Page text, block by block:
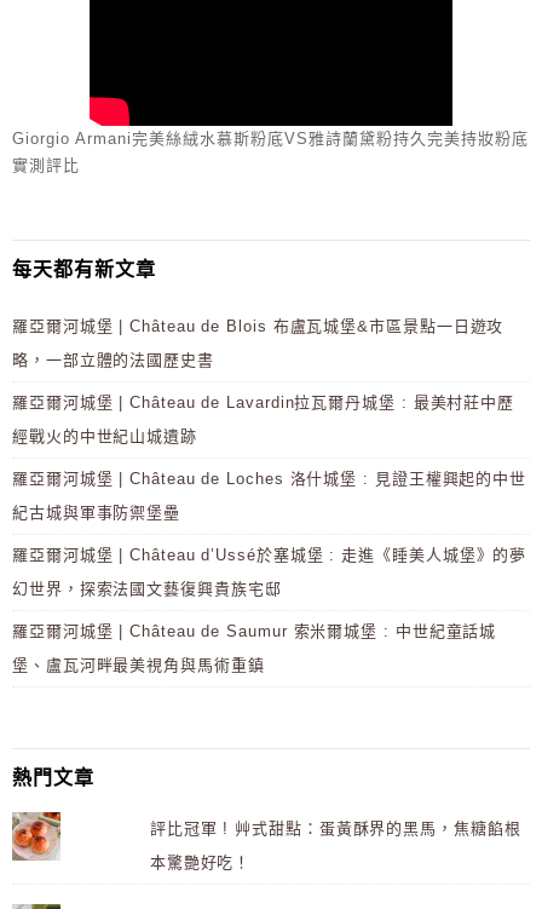
Giorgio Armani完美絲絨水慕斯粉底VS雅詩蘭黛粉持久完美持妝粉底
實測評比
每天都有新文章
羅亞爾河城堡 | Château de Blois 布盧瓦城堡&市區景點一日遊攻
略，一部立體的法國歷史書
羅亞爾河城堡 | Château de Lavardin拉瓦爾丹城堡 : 最美村莊中歷
經戰火的中世紀山城遺跡
羅亞爾河城堡 | Château de Loches 洛什城堡 : 見證王權興起的中世
紀古城與軍事防禦堡壘
羅亞爾河城堡 | Château d’Ussé於塞城堡 : 走進《睡美人城堡》的夢
幻世界，探索法國文藝復興貴族宅邸
羅亞爾河城堡 | Château de Saumur 索米爾城堡 : 中世紀童話城
堡、盧瓦河畔最美視角與馬術重鎮
熱門文章
評比冠軍 ! 艸式甜點：蛋黃酥界的黑馬，焦糖餡根
本驚艷好吃！